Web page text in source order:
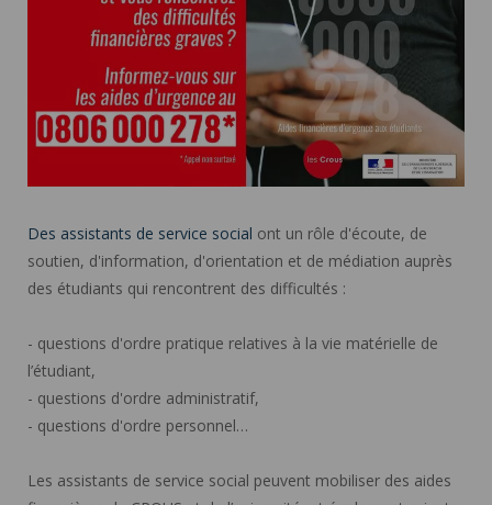
Des assistants de service social ont un rôle d'écoute, de
soutien, d'information, d'orientation et de médiation auprès
des étudiants qui rencontrent des difficultés :
- questions d'ordre pratique relatives à la vie matérielle de
l’étudiant,
- questions d'ordre administratif,
- questions d'ordre personnel…
Les assistants de service social peuvent mobiliser des aides